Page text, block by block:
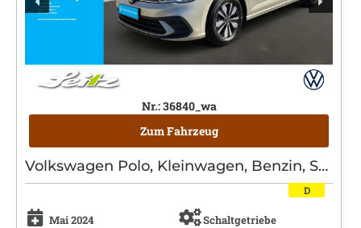
Nr.: 36840_wa
Zum Fahrzeug
Volkswagen Polo, Kleinwagen, Benzin, Schaltgetriebe, Silber
Mai 2024 Schaltgetriebe
D